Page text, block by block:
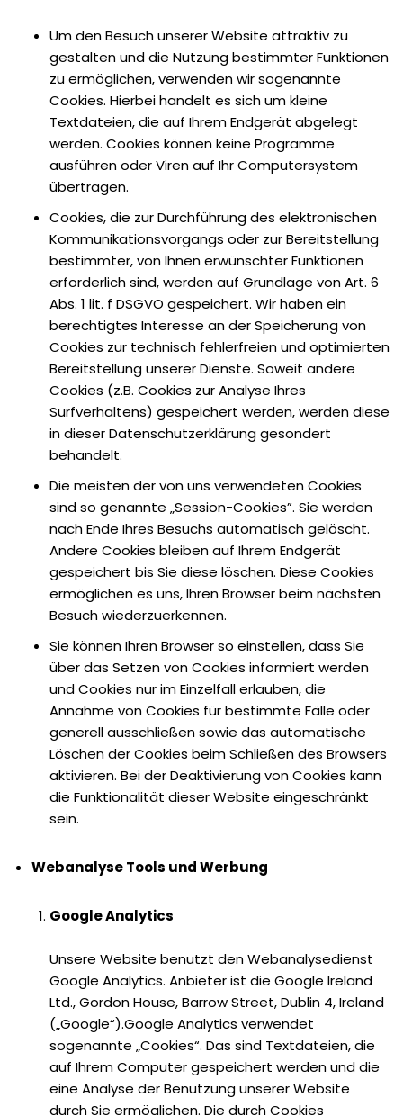
Um den Besuch unserer Website attraktiv zu
gestalten und die Nutzung bestimmter Funktionen
zu ermöglichen, verwenden wir sogenannte
Cookies. Hierbei handelt es sich um kleine
Textdateien, die auf Ihrem Endgerät abgelegt
werden. Cookies können keine Programme
ausführen oder Viren auf Ihr Computersystem
übertragen.
Cookies, die zur Durchführung des elektronischen
Kommunikationsvorgangs oder zur Bereitstellung
bestimmter, von Ihnen erwünschter Funktionen
erforderlich sind, werden auf Grundlage von Art. 6
Abs. 1 lit. f DSGVO gespeichert. Wir haben ein
berechtigtes Interesse an der Speicherung von
Cookies zur technisch fehlerfreien und optimierten
Bereitstellung unserer Dienste. Soweit andere
Cookies (z.B. Cookies zur Analyse Ihres
Surfverhaltens) gespeichert werden, werden diese
in dieser Datenschutzerklärung gesondert
behandelt.
Die meisten der von uns verwendeten Cookies
sind so genannte „Session-Cookies”. Sie werden
nach Ende Ihres Besuchs automatisch gelöscht.
Andere Cookies bleiben auf Ihrem Endgerät
gespeichert bis Sie diese löschen. Diese Cookies
ermöglichen es uns, Ihren Browser beim nächsten
Besuch wiederzuerkennen.
Sie können Ihren Browser so einstellen, dass Sie
über das Setzen von Cookies informiert werden
und Cookies nur im Einzelfall erlauben, die
Annahme von Cookies für bestimmte Fälle oder
generell ausschließen sowie das automatische
Löschen der Cookies beim Schließen des Browsers
aktivieren. Bei der Deaktivierung von Cookies kann
die Funktionalität dieser Website eingeschränkt
sein.
Webanalyse Tools und Werbung
Google Analytics
Unsere Website benutzt den Webanalysedienst
Google Analytics. Anbieter ist die Google Ireland
Ltd., Gordon House, Barrow Street, Dublin 4, Ireland
(„Google“).Google Analytics verwendet
sogenannte „Cookies“. Das sind Textdateien, die
auf Ihrem Computer gespeichert werden und die
eine Analyse der Benutzung unserer Website
durch Sie ermöglichen. Die durch Cookies